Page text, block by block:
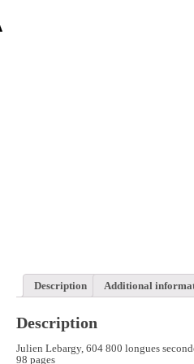
Description Additional
Description
Julien Lebargy, 604 800 longues
98 pages